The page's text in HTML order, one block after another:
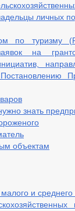
личных
по туризму
на
знать
объектам
и